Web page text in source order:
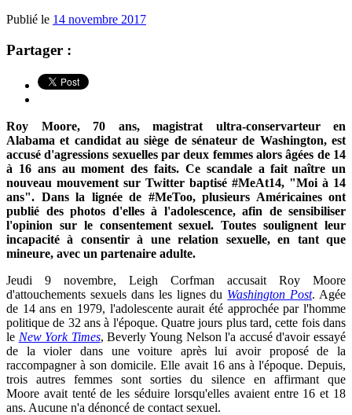
Publié le 14 novembre 2017
Partager :
Roy Moore, 70 ans, magistrat ultra-conservarteur en
Alabama et candidat au siège de sénateur de Washington, est
accusé d'agressions sexuelles par deux femmes alors âgées de 14
à 16 ans au moment des faits. Ce scandale a fait naître un
nouveau mouvement sur Twitter baptisé #MeAt14, "Moi à 14
ans". Dans la lignée de #MeToo, plusieurs Américaines ont
publié des photos d'elles à l'adolescence, afin de sensibiliser
l'opinion sur le consentement sexuel. Toutes soulignent leur
incapacité à consentir à une relation sexuelle, en tant que
mineure, avec un partenaire adulte.
Jeudi 9 novembre, Leigh Corfman accusait Roy Moore
d'attouchements sexuels dans les lignes du Washington Post. Agée
de 14 ans en 1979, l'adolescente aurait été approchée par l'homme
politique de 32 ans à l'époque. Quatre jours plus tard, cette fois dans
le New York Times,Beverly Young Nelson l'a accusé d'avoir essayé
de la violer dans une voiture après lui avoir proposé de la
raccompagner à son domicile. Elle avait 16 ans à l'époque. Depuis,
trois autres femmes sont sorties du silence en affirmant que
Moore avait tenté de les séduire lorsqu'elles avaient entre 16 et 18
ans. Aucune n'a dénoncé de contact sexuel.